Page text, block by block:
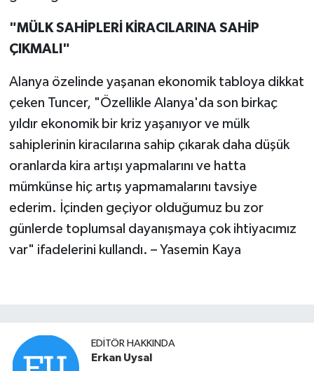
"MÜLK SAHİPLERİ KİRACILARINA SAHİP
ÇIKMALI"
Alanya özelinde yaşanan ekonomik tabloya dikkat
çeken Tuncer, "Özellikle Alanya'da son birkaç
yıldır ekonomik bir kriz yaşanıyor ve mülk
sahiplerinin kiracılarına sahip çıkarak daha düşük
oranlarda kira artışı yapmalarını ve hatta
mümkünse hiç artış yapmamalarını tavsiye
ederim. İçinden geçiyor olduğumuz bu zor
günlerde toplumsal dayanışmaya çok ihtiyacımız
var" ifadelerini kullandı. – Yasemin Kaya
EDITÖR HAKKINDA
Erkan Uysal